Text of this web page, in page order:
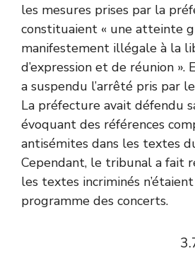
les mesures prises par la
constituaient « une atteinte
manifestement illégale à la
d’expression et de réunion ».
a suspendu l’arrêté pris par
La préfecture avait défendu
évoquant des références
antisémites dans les textes
Cependant, le tribunal a fait
les textes incriminés
programme des concerts.